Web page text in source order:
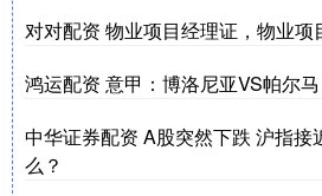
对对配资 物业项目经理证，物业项
鸿运配资 意甲：博洛尼亚VS帕尔
中华证券配资 A股突然下跌 沪指接
么？